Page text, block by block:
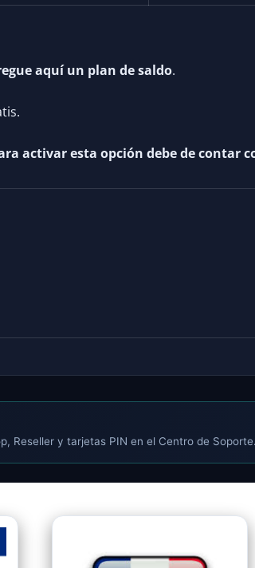
aquí un plan de saldo.
activar esta opción debe de contar
Reseller y tarjetas PIN en el Centro de Soporte.